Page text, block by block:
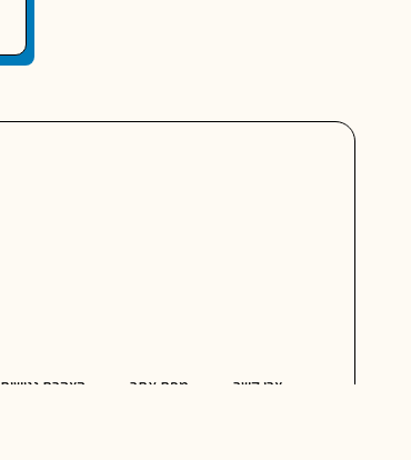
צרו קשר מפת אתר הצהרת נגישות